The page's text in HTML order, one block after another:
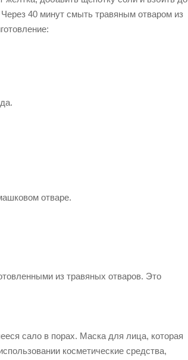
40 минут смыть травяным отваром из
отваре.
из травяных отваров. Это
сало в порах. Маска для лица, которая
косметические средства,